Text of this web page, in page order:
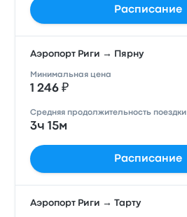
Расписание
Аэропорт Риги → Пярну
Минимальная цена
1 246 ₽
Средняя продолжительность поездки
3ч 15м
Расписание
Аэропорт Риги → Тарту